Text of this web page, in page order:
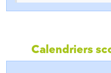
Calendriers